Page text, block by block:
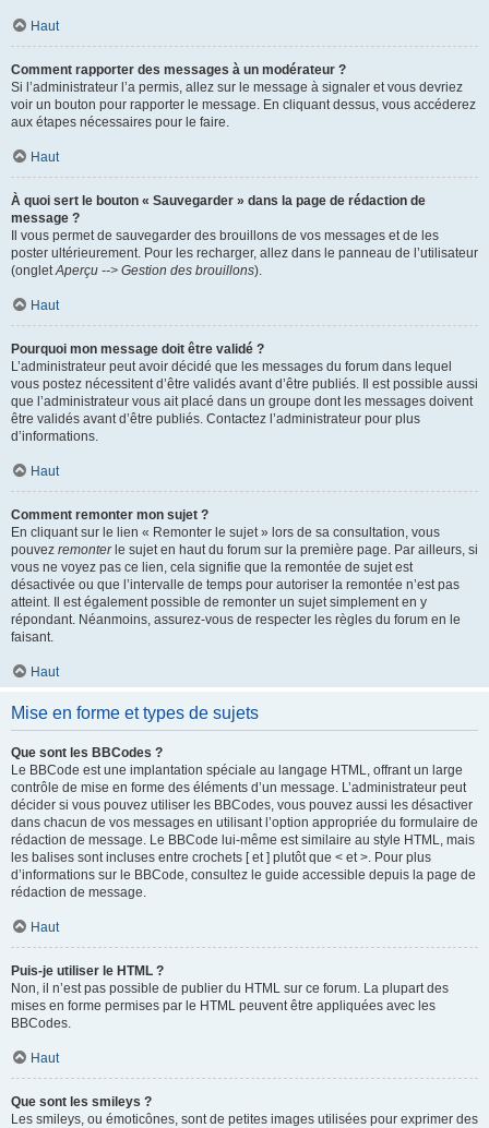
Haut
Comment rapporter des messages à un modérateur ?
Si l’administrateur l’a permis, allez sur le message à signaler et vous devriez
voir un bouton pour rapporter le message. En cliquant dessus, vous accéderez
aux étapes nécessaires pour le faire.
Haut
À quoi sert le bouton « Sauvegarder » dans la page de rédaction de
message ?
Il vous permet de sauvegarder des brouillons de vos messages et de les
poster ultérieurement. Pour les recharger, allez dans le panneau de l’utilisateur
(ongletAperçu --> Gestion des brouillons).
Haut
Pourquoi mon message doit être validé ?
L’administrateur peut avoir décidé que les messages du forum dans lequel
vous postez nécessitent d’être validés avant d’être publiés. Il est possible aussi
que l’administrateur vous ait placé dans un groupe dont les messages doivent
être validés avant d’être publiés. Contactez l’administrateur pour plus
d’informations.
Haut
Comment remonter mon sujet ?
En cliquant sur le lien « Remonter le sujet » lors de sa consultation, vous
pouvez remonterle sujet en haut du forum sur la première page. Par ailleurs, si
vous ne voyez pas ce lien, cela signifie que la remontée de sujet est
désactivée ou que l’intervalle de temps pour autoriser la remontée n’est pas
atteint. Il est également possible de remonter un sujet simplement en y
répondant. Néanmoins, assurez-vous de respecter les règles du forum en le
faisant.
Haut
Mise en forme et types de sujets
Que sont les BBCodes ?
Le BBCode est une implantation spéciale au langage HTML, offrant un large
contrôle de mise en forme des éléments d’un message. L’administrateur peut
décider si vous pouvez utiliser les BBCodes, vous pouvez aussi les désactiver
dans chacun de vos messages en utilisant l’option appropriée du formulaire de
rédaction de message. Le BBCode lui-même est similaire au style HTML, mais
les balises sont incluses entre crochets [ et ] plutôt que < et >. Pour plus
d’informations sur le BBCode, consultez le guide accessible depuis la page de
rédaction de message.
Haut
Puis-je utiliser le HTML ?
Non, il n’est pas possible de publier du HTML sur ce forum. La plupart des
mises en forme permises par le HTML peuvent être appliquées avec les
BBCodes.
Haut
Que sont les smileys ?
Les smileys, ou émoticônes, sont de petites images utilisées pour exprimer des